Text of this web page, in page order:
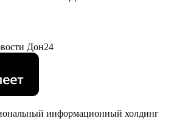
Дон24
информационный холдинг